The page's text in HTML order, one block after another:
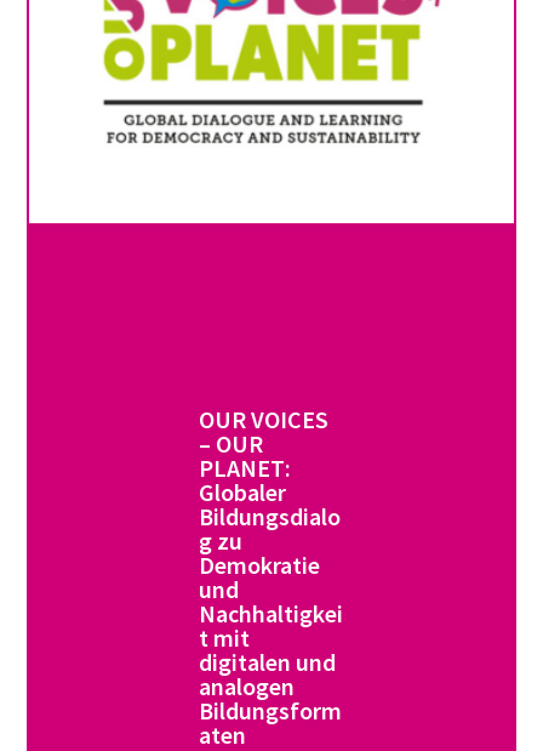
OUR VOICES
– OUR
PLANET:
Globaler
Bildungsdialo
g zu
Demokratie
und
Nachhaltigkei
t mit
digitalen und
analogen
Bildungsform
aten